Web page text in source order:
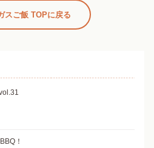
スご飯 TOPに戻る
！